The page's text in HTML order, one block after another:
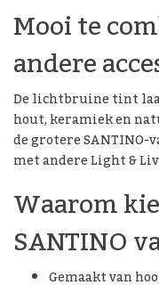
Mooi te
andere
De lichtbruine tint
hout, keramiek en
de grotere
met andere Light &
Waarom
SANTINO
Gemaakt van